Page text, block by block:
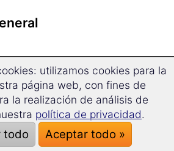
utilizamos cookies para la
página web, con fines de
la realización de análisis de
política de privacidad.
todo Aceptar todo »